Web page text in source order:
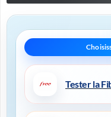
Tester la